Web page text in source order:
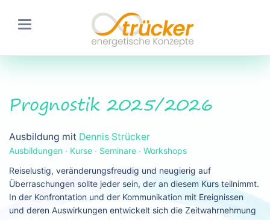
Prognostik 2025/2026
Ausbildung mit Dennis Strücker
Ausbildungen ∙ Kurse ∙ Seminare ∙ Workshops
Reiselustig, veränderungsfreudig und neugierig auf
Überraschungen sollte jeder sein, der an diesem Kurs teilnimmt.
In der Konfrontation und der Kommunikation mit Ereignissen
und deren Auswirkungen entwickelt sich die Zeitwahrnehmung